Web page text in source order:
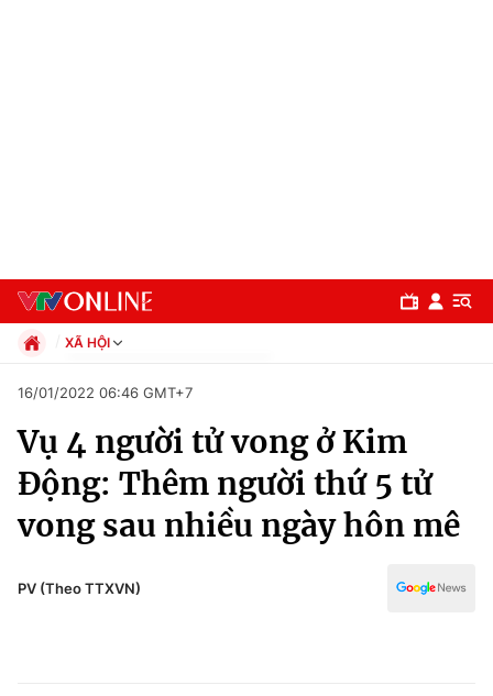
Chuyên mục
Chính trị
XÃ HỘI
Xã hội
Pháp luật
Kinh tế
Thể thao
Truyền hình
Văn hóa - Giải trí
16/01/2022 06:46 GMT+7
Vụ 4 người tử vong ở Kim
Động: Thêm người thứ 5 tử
vong sau nhiều ngày hôn mê
PV (Theo TTXVN)